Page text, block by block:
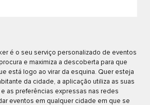
é o seu serviço personalizado de eventos
e maximiza a descoberta para que
está logo ao virar da esquina. Quer esteja
da cidade, a aplicação utiliza as suas
as preferências expressas nas redes
eventos em qualquer cidade em que se